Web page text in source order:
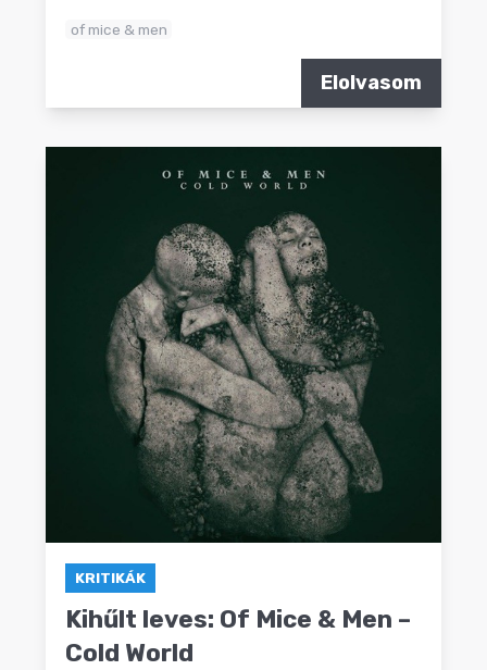
of mice & men
Elolvasom
KRITIKÁK
Kihűlt leves: Of Mice & Men –
Cold World